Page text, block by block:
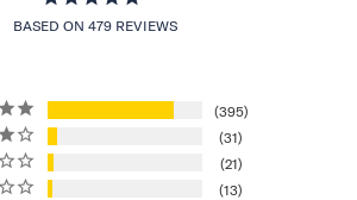
BASED ON 479 REVIEWS
395
31
21
13